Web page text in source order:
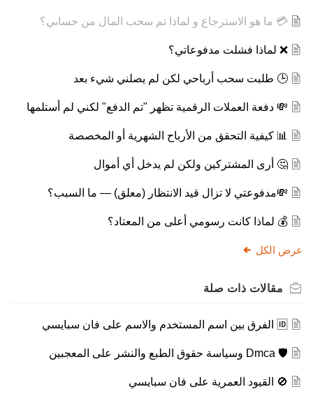
💳 ما هو الاسترجاع و لماذا تم سحب المال من حسابي؟
❌ لماذا فشلت مدفوعاتي؟
🕒 طلبت سحب أرباحي لكن لم يصلني شيء بعد
💸 دفعة العملات الرقمية تظهر "تم الدفع" لكني لم أستلمها
📊 كيفية التحقق من الأرباح الشهرية أو المخصصة
🤔 أرى المشتركين ولكن لم يدخل أي أموال
💸مدفوعتي لا تزال قيد الانتظار (معلق) — ما السبب؟
💰 لماذا كانت رسومي أعلى من المعتاد؟
عرض الكل
مقالات ذات صلة
🆔 الفرق بين اسم المستخدم والاسم على فان سبايسي
🛡️ Dmca وسياسة حقوق الطبع والنشر على المعجبين
🚫 القيود العمرية على فان سبايسي